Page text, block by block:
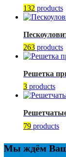
132 products
263 products
Решетка
3 products
79 products
Мы ждём